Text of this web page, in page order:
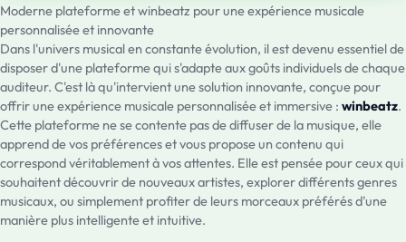
Moderne plateforme et winbeatz pour une expérience musicale
personnalisée et innovante
Dans l'univers musical en constante évolution, il est devenu essentiel de
disposer d'une plateforme qui s'adapte aux goûts individuels de chaque
auditeur. C'est là qu'intervient une solution innovante, conçue pour
offrir une expérience musicale personnalisée et immersive : winbeatz.
Cette plateforme ne se contente pas de diffuser de la musique, elle
apprend de vos préférences et vous propose un contenu qui
correspond véritablement à vos attentes. Elle est pensée pour ceux qui
souhaitent découvrir de nouveaux artistes, explorer différents genres
musicaux, ou simplement profiter de leurs morceaux préférés d'une
manière plus intelligente et intuitive.